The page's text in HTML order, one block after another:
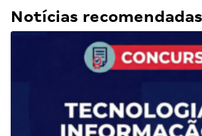
Notícias recomendadas